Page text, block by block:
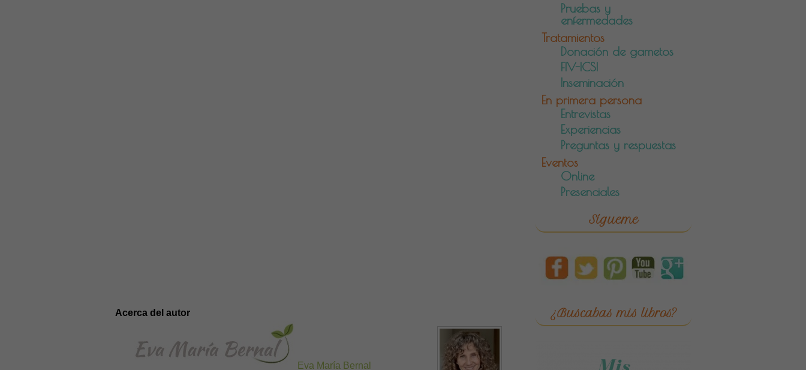
Acerca del autor
Eva María Bernal
Pruebas y
enfermedades
Tratamientos
Donación de gametos
FIV-ICSI
Inseminación
En primera persona
Entrevistas
Experiencias
Preguntas y respuestas
Eventos
Online
Presenciales
Sígueme
¿Buscabas mis libros?